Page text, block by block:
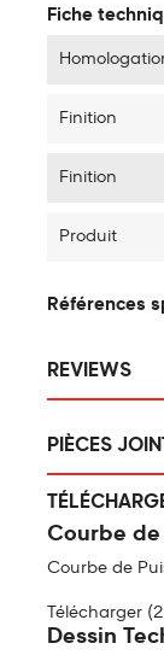
Fiche
Finition
Finition
Produit
Références
REVIEWS
PIÈCES
Courbe de
Courbe de
Télécharger
Dessin